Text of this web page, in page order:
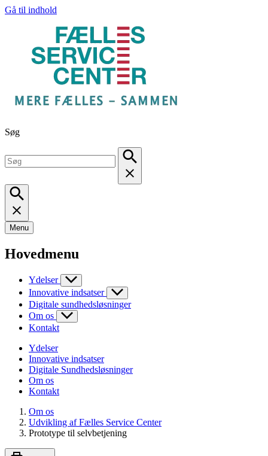
Gå til indhold
Søg
Menu
Hovedmenu
Ydelser
Innovative indsatser
Digitale sundhedsløsninger
Om os
Kontakt
Ydelser
Innovative indsatser
Digitale Sundhedsløsninger
Om os
Kontakt
Om os
Udvikling af Fælles Service Center
Prototype til selvbetjening